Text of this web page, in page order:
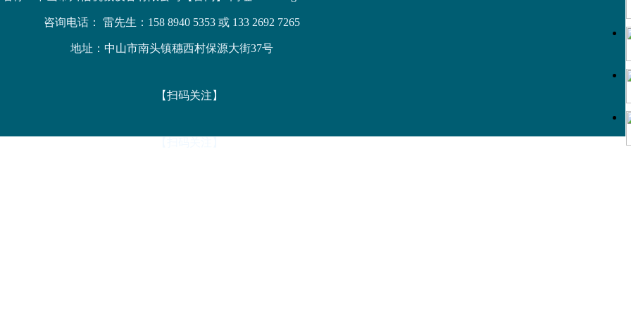
咨询电话： 雷先生：158 8940 5353 或 133 2692 7265
地址：中山市南头镇穗西村保源大街37号
【扫码关注】